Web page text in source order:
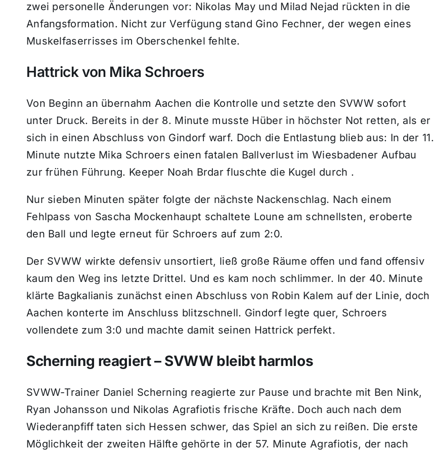
zwei personelle Änderungen vor: Nikolas May und Milad Nejad rückten in die
Anfangsformation. Nicht zur Verfügung stand Gino Fechner, der wegen eines
Muskelfaserrisses im Oberschenkel fehlte.
Hattrick von Mika Schroers
Von Beginn an übernahm Aachen die Kontrolle und setzte den SVWW sofort
unter Druck. Bereits in der 8. Minute musste Hüber in höchster Not retten, als er
sich in einen Abschluss von Gindorf warf. Doch die Entlastung blieb aus: In der 11.
Minute nutzte Mika Schroers einen fatalen Ballverlust im Wiesbadener Aufbau
zur frühen Führung. Keeper Noah Brdar fluschte die Kugel durch .
Nur sieben Minuten später folgte der nächste Nackenschlag. Nach einem
Fehlpass von Sascha Mockenhaupt schaltete Loune am schnellsten, eroberte
den Ball und legte erneut für Schroers auf zum 2:0.
Der SVWW wirkte defensiv unsortiert, ließ große Räume offen und fand offensiv
kaum den Weg ins letzte Drittel. Und es kam noch schlimmer. In der 40. Minute
klärte Bagkalianis zunächst einen Abschluss von Robin Kalem auf der Linie, doch
Aachen konterte im Anschluss blitzschnell. Gindorf legte quer, Schroers
vollendete zum 3:0 und machte damit seinen Hattrick perfekt.
Scherning reagiert – SVWW bleibt harmlos
SVWW-Trainer Daniel Scherning reagierte zur Pause und brachte mit Ben Nink,
Ryan Johansson und Nikolas Agrafiotis frische Kräfte. Doch auch nach dem
Wiederanpfiff taten sich Hessen schwer, das Spiel an sich zu reißen. Die erste
Möglichkeit der zweiten Hälfte gehörte in der 57. Minute Agrafiotis, der nach